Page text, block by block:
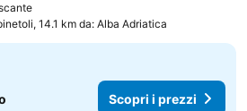
14.1 km da: Alba Adriatica
Scopri i prezzi